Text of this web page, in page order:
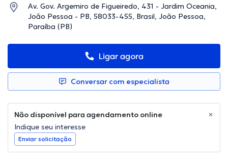
Av. Gov. Argemiro de Figueiredo, 431 - Jardim Oceania,
João Pessoa - PB, 58033-455, Brasil, João Pessoa,
Paraíba (PB)
Ligar agora
Conversar com especialista
Não disponível para agendamento online
Indique seu interesse
Enviar solicitação